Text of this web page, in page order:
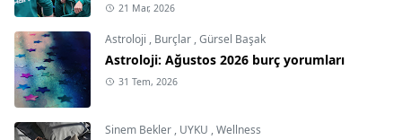
21 Mar, 2026
Astroloji , Burçlar ,Gürsel Başak
Astroloji: Ağustos 2026 burç yorumları
31 Tem, 2026
Sinem Bekler , UYKU ,Wellness